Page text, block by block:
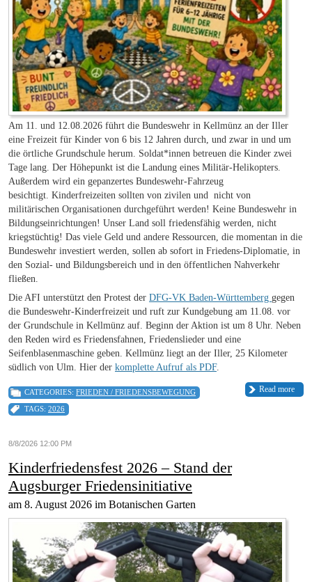
Am 11. und 12.08.2026 führt die Bundeswehr in Kellmünz an der Iller
eine Freizeit für Kinder von 6 bis 12 Jahren durch, und zwar in und um
die örtliche Grundschule herum. Soldat*innen betreuen die Kinder zwei
Tage lang. Der Höhepunkt ist die Landung eines Militär-Helikopters.
Außerdem wird ein gepanzertes Bundeswehr-Fahrzeug
besichtigt. Kinderfreizeiten sollten von zivilen und nicht von
militärischen Organisationen durchgeführt werden! Keine Bundeswehr in
Bildungseinrichtungen! Unser Land soll friedensfähig werden, nicht
kriegstüchtig! Das viele Geld und andere Ressourcen, die momentan in die
Bundeswehr investiert werden, sollen ab sofort in Friedens-Diplomatie, in
den Sozial- und Bildungsbereich und in den öffentlichen Nahverkehr
fließen.
Die AFI unterstützt den Protest der DFG-VK Baden-Württemberg gegen
die Bundeswehr-Kinderfreizeit und ruft zur Kundgebung am 11.08. vor
der Grundschule in Kellmünz auf. Beginn der Aktion ist um 8 Uhr. Neben
den Reden wird es Friedensfahnen, Friedenslieder und eine
Seifenblasenmaschine geben. Kellmünz liegt an der Iller, 25 Kilometer
südlich von Ulm. Hier der komplette Aufruf als PDF.
Read more
CATEGORIES: FRIEDEN / FRIEDENSBEWEGUNG
TAGS: 2026
8/8/2026 12:00 PM
Kinderfriedensfest 2026 – Stand der
Augsburger Friedensinitiative
am 8. August 2026 im Botanischen Garten